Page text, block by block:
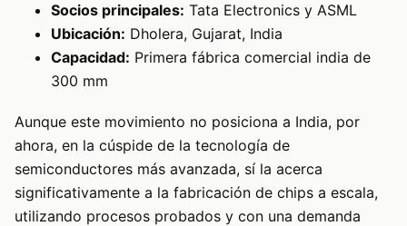
Socios principales: Tata Electronics y ASML
Ubicación: Dholera, Gujarat, India
Capacidad: Primera fábrica comercial india de
300 mm
Aunque este movimiento no posiciona a India, por
ahora, en la cúspide de la tecnología de
semiconductores más avanzada, sí la acerca
significativamente a la fabricación de chips a escala,
utilizando procesos probados y con una demanda